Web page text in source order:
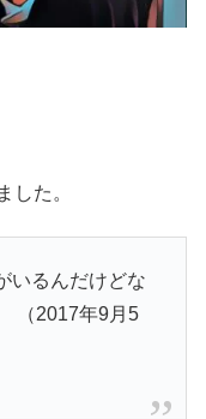
した。
いるんだけどな
（2017年9月5